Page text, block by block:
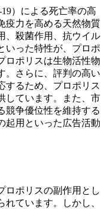
）による死亡率の高
疫力を高める天然物質
、殺菌作用、抗ウイル
いった特性が、プロポ
ロポリスは生物活性物
。さらに、評判の高い
するため、プロポリス
しています。また、市
競争優位性を維持する
起用といった広告活動
ロポリスの副作用とし
ています。しかし、